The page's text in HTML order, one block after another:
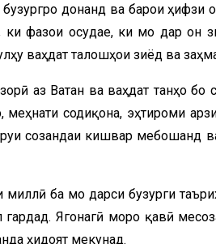
донанд ва барои ҳифзи
ки фазои осудае, ки мо дар он
ваҳдат талошҳои зиёд ва
аз Ватан ва ваҳдат танҳо
меҳнати содиқона, эҳтироми
созандаи кишвар мебошанд
миллӣ ба мо дарси бузурги
гардад. Ягонагӣ моро қавӣ
ҳидоят мекунад.